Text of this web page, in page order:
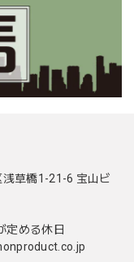
草橋1-21-6 宝山ビ
定める休日